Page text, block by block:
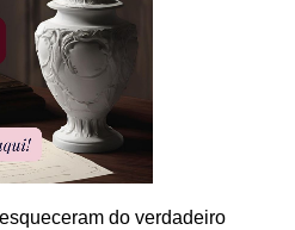
do verdadeiro